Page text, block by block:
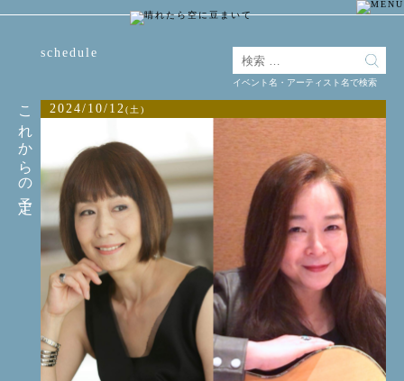
これからの予定
schedule
2024/10/12(土)
イベント名・アーティスト名で検索